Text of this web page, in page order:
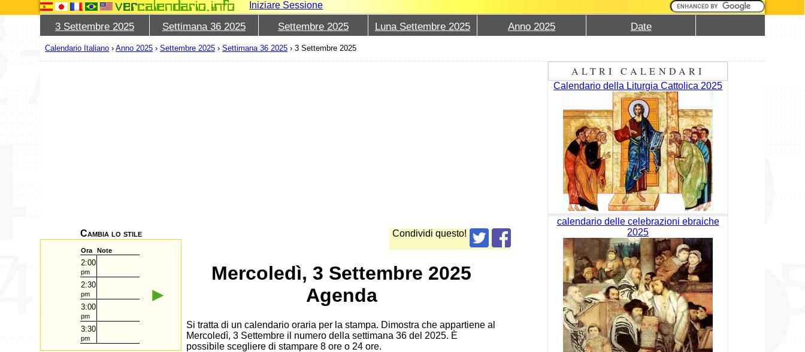
Iniziare Sessione
3 Settembre 2025 Settimana 36 2025 Settembre 2025 Luna Settembre 2025 Anno 2025 Date
Calendario Italiano ›Anno 2025 ›Settembre 2025 ›Settimana 36 2025 ›3 Settembre 2025
Condividi questo!
Cambia lo stile
Ora Note
2:00
pm
2:30
pm
3:00
pm
3:30
pm
►
Mercoledì, 3 Settembre 2025
Agenda
Si tratta di un calendario oraria per la stampa. Dimostra che appartiene al
Mercoledì, 3 Settembre il numero della settimana 36 del 2025. È
possibile scegliere di stampare 8 ore o 24 ore.
ALTRI CALENDARI
Calendario della Liturgia Cattolica 2025
calendario delle celebrazioni ebraiche
2025